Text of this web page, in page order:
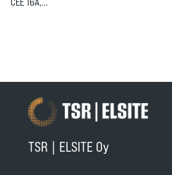
TSR | ELSITE Oy